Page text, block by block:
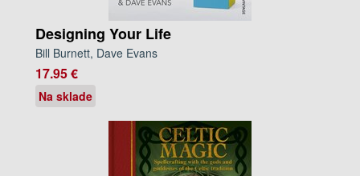
Designing Your Life
Bill Burnett, Dave Evans
17.95 €
Na sklade